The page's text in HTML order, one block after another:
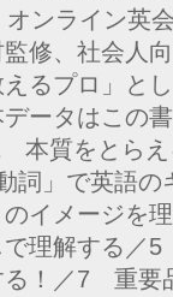
ンライン英
修、社会人
るプロ」と
ータはこの
本質をとら
詞」で英語
のイメージを
で理解する
る！／7 重要